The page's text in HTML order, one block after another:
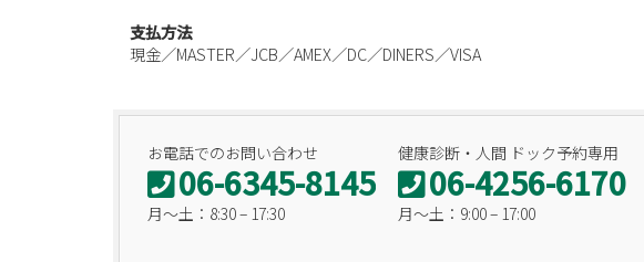
支払方法
現金／MASTER／JCB／AMEX／DC／DINERS／VISA
お電話でのお問い合わせ
06-6345-8145
月〜土：8:30 – 17:30
健康診断・人間 ドック予約専用
06-4256-6170
月〜土：9:00 – 17:00